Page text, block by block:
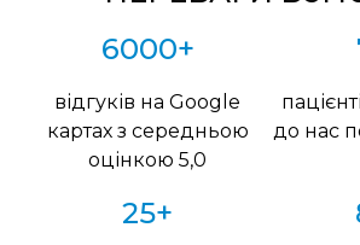
6000+
відгуків на Google
картах з середньою
оцінкою 5,0
до нас
25+